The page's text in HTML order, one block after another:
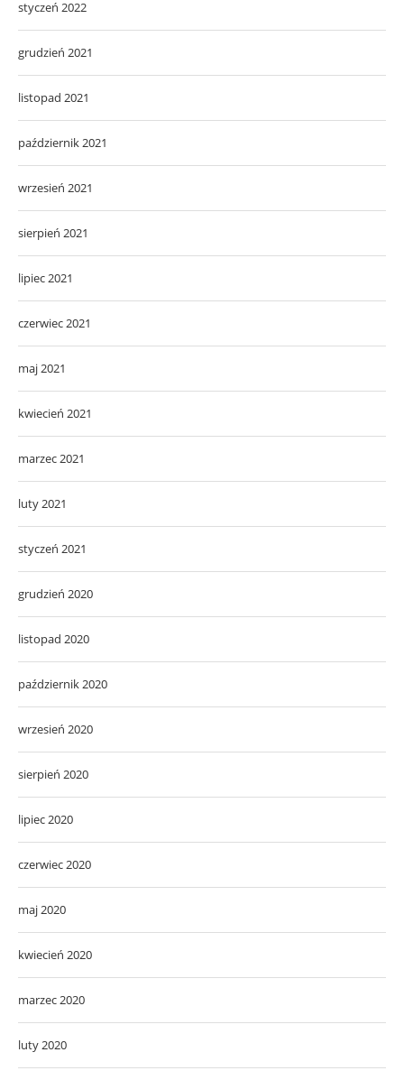
styczeń 2022
grudzień 2021
listopad 2021
październik 2021
wrzesień 2021
sierpień 2021
lipiec 2021
czerwiec 2021
maj 2021
kwiecień 2021
marzec 2021
luty 2021
styczeń 2021
grudzień 2020
listopad 2020
październik 2020
wrzesień 2020
sierpień 2020
lipiec 2020
czerwiec 2020
maj 2020
kwiecień 2020
marzec 2020
luty 2020